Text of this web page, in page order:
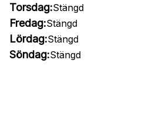
Torsdag:Stängd
Fredag:Stängd
Lördag:Stängd
Söndag:Stängd